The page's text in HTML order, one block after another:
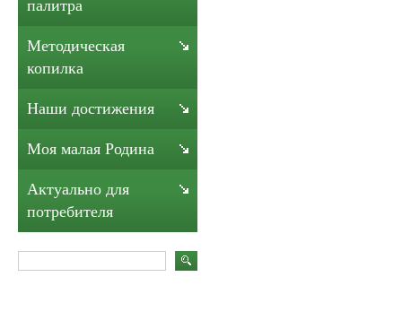
палитра
Методическая
копилка
Наши достижения
Моя малая Родина
Актуально для
потребителя